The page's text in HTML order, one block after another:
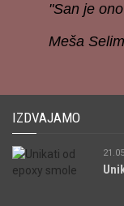
"San je
Meša
IZDVAJAMO